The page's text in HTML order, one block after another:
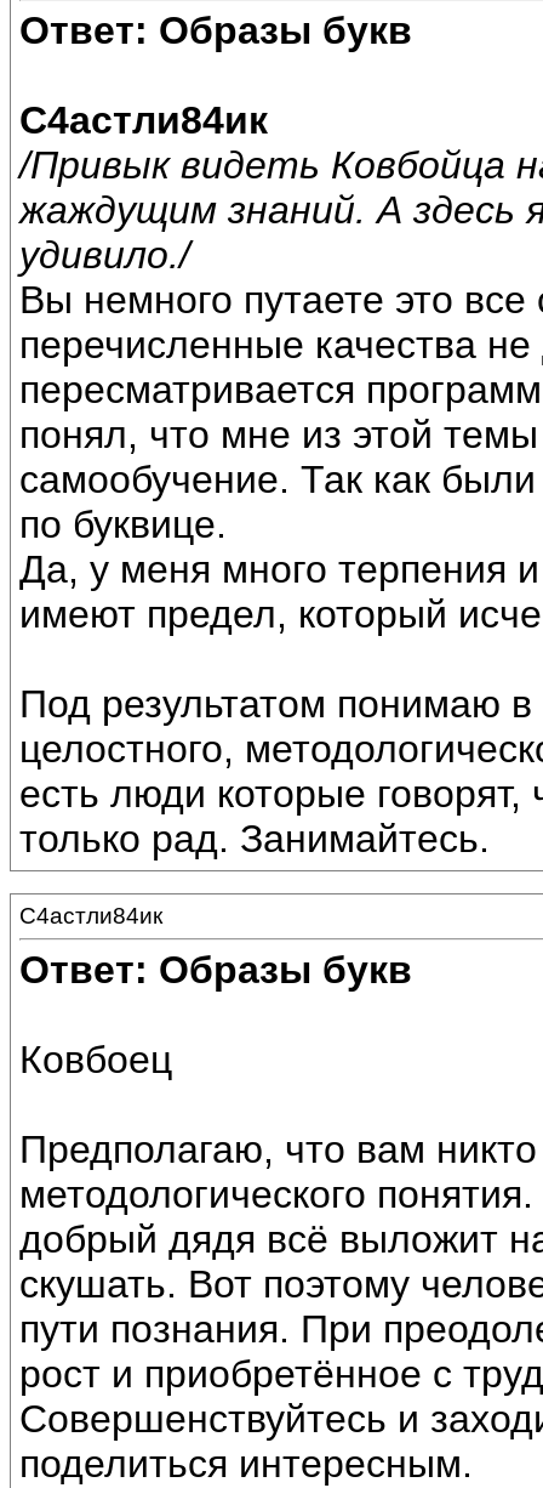
Ответ: Образы букв
С4астли84ик
/Привык видеть Ковбойца
жаждущим знаний. А здесь
удивило./
Вы немного путаете это
перечисленные качества не
пересматривается
понял, что мне из этой
самообучение. Так как
по буквице.
Да, у меня много терпения
имеют предел, который
Под результатом понимаю
целостного,
есть люди которые
только рад. Занимайтесь.
С4астли84ик
Ответ: Образы букв
Ковбоец
Предполагаю, что вам
методологического
добрый дядя всё выложит
скушать. Вот поэтому
пути познания. При
рост и приобретённое с
Совершенствуйтесь и
поделиться интересным.